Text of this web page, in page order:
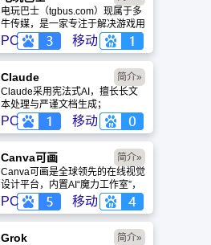
电玩巴士（tgbus.com）现属于多
牛传媒，是一家专注于解决游戏用
户需求的综合性游戏门户网站，电
玩巴士是一个全面的综合性游戏门
户，专注于为全球玩家提供主机、
PC及移动端游戏的全方位资讯。
PC 移动
Claude
Claude采用宪法式AI，擅长长文
本处理与严谨文档生成；
ChatGPT基于RLHF，在复杂推
理、代码与快速迭代上占优。两者
定位不同，各有千秋。
PC 移动
简介»
Canva可画
Canva可画是全球领先的在线视觉
设计平台，内置AI“魔力工作室”，
提供海量正版模板与素材。无论是
自媒体封面、企业海报还是PPT，
零基础用户也能轻松实现专业级创
作，让设计触手可及。
PC 移动
简介»
Grok 简介»